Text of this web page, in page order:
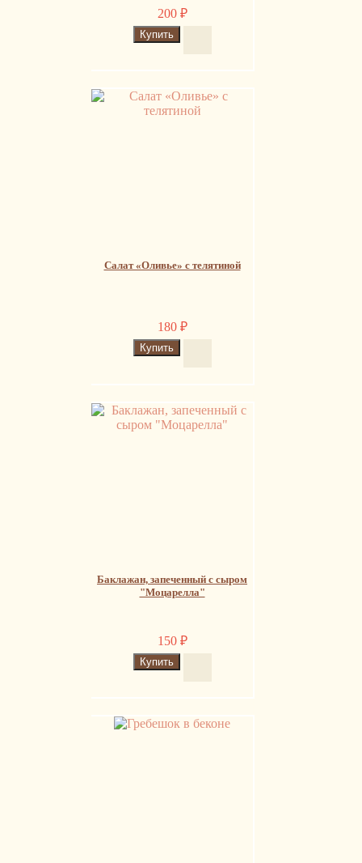
200 ₽
Салат «Оливье» с телятиной
180 ₽
Баклажан, запеченный с сыром
"Моцарелла"
150 ₽